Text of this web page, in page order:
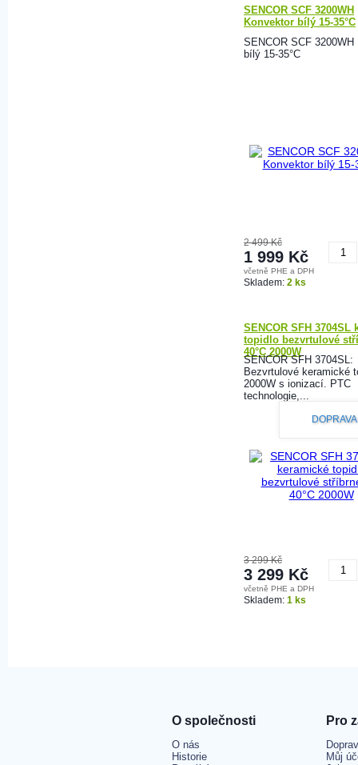
SENCOR SCF 3200WH
Konvektor bílý 15-35°C
SENCOR SCF 3200WH
bílý 15-35°C
2 499 Kč
1 999 Kč
včetně PHE a DPH
Skladem: 2 ks
SENCOR SFH 3704SL
topidlo bezvrtulové
40°C 2000W
SENCOR SFH 3704SL:
Bezvrtulové keramické
2000W s ionizací. PTC
technologie,...
3 299 Kč
3 299 Kč
včetně PHE a DPH
Skladem: 1 ks
O společnosti
O nás
Historie
Pro
Můj